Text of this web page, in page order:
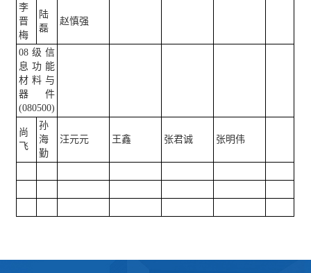
李
晋
梅
陆
磊
赵慎强
08级信
息功能
材料与
器件
(080500)
尚
飞
孙
海
勤
汪元元 王鑫 张君诚 张明伟